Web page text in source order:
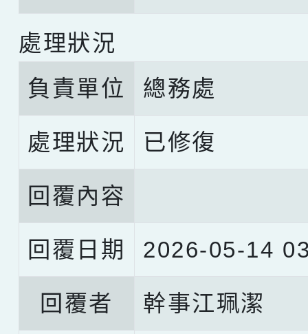
處理狀況
負責單位
總務處
處理狀況 已修復
回覆內容
回覆日期 2026-05-14
回覆者 幹事江珮潔